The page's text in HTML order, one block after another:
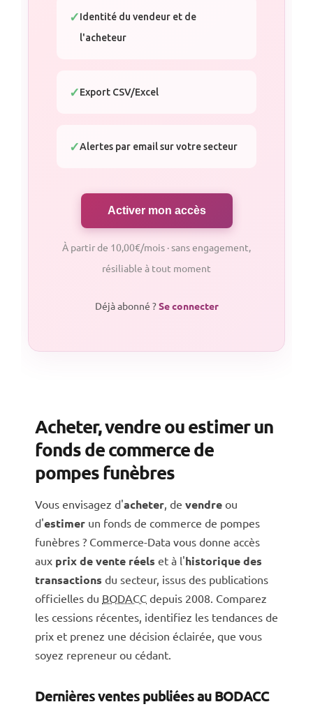
Identité du vendeur et de
l'acheteur
Export CSV/Excel
Alertes par email sur votre secteur
Activer mon accès
À partir de 10,00€/mois · sans engagement,
résiliable à tout moment
Déjà abonné ?Se connecter
Acheter, vendre ou estimer un
fonds de commerce de
pompes funèbres
Vous envisagez d'acheter , de vendre ou
d'estimer un fonds de commerce de pompes
funèbres ? Commerce-Data vous donne accès
aux prix de vente réels et à l'historique des
transactions du secteur, issus des publications
officielles du BODACC depuis 2008. Comparez
les cessions récentes, identifiez les tendances de
prix et prenez une décision éclairée, que vous
soyez repreneur ou cédant.
Dernières ventes publiées au BODACC